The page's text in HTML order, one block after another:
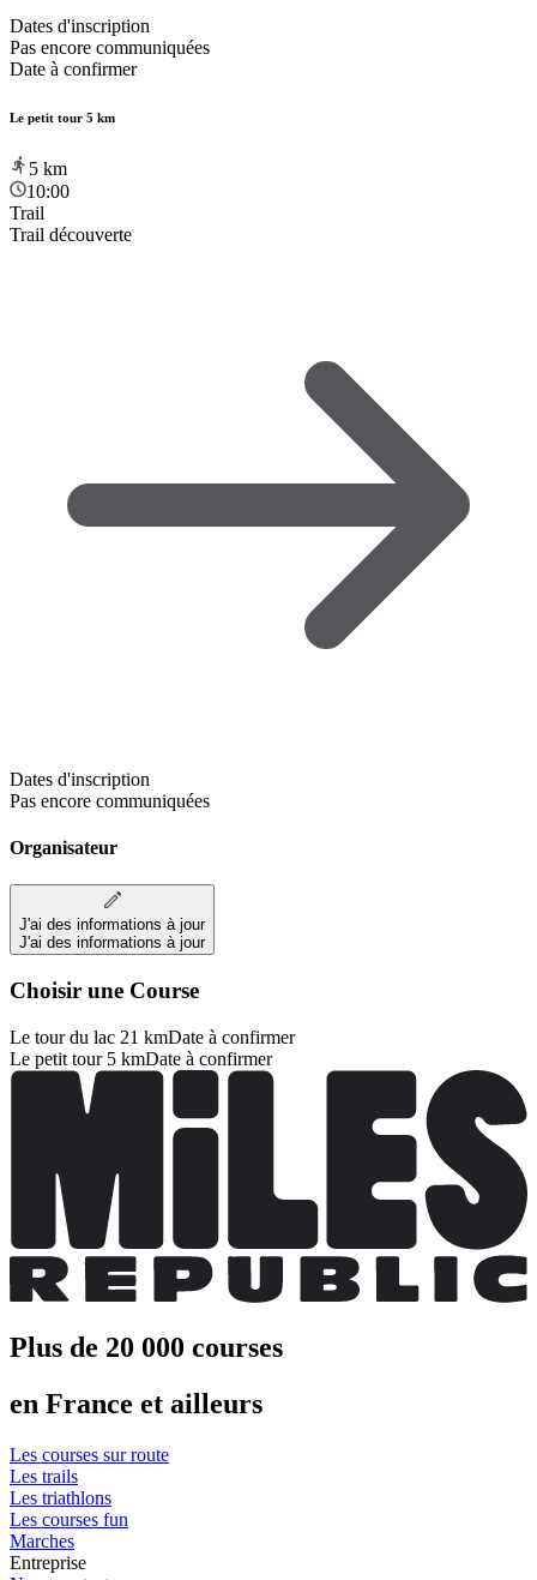
Dates d'inscription
Pas encore communiquées
Date à confirmer
Le petit tour 5 km
5 km
10:00
Trail
Trail découverte
Dates d'inscription
Pas encore communiquées
Organisateur
J'ai des informations à jour
J'ai des informations à jour
Choisir une Course
Le tour du lac 21 kmDate à confirmer
Le petit tour 5 kmDate à confirmer
Plus de 20 000 courses
en France et ailleurs
Les courses sur route
Les trails
Les triathlons
Les courses fun
Marches
Entreprise